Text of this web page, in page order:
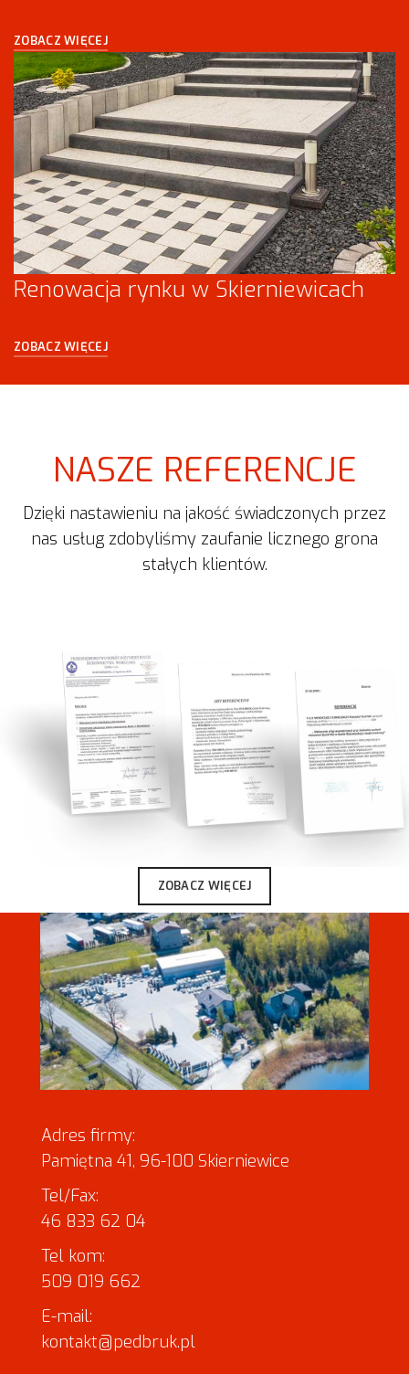
ZOBACZ WIĘCEJ
Renowacja rynku w Skierniewicach
ZOBACZ WIĘCEJ
NASZE REFERENCJE
Dzięki nastawieniu na jakość świadczonych przez
nas usług zdobyliśmy zaufanie licznego grona
stałych klientów.
ZOBACZ WIĘCEJ
Adres firmy:
Pamiętna 41, 96-100 Skierniewice
Tel/Fax:
46 833 62 04
Tel kom:
509 019 662
E-mail:
kontakt@pedbruk.pl